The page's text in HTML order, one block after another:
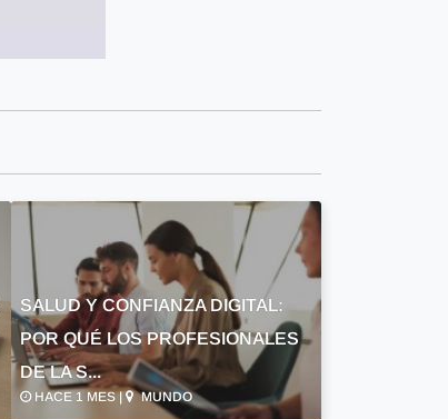
SALUD Y CONFIANZA DIGITAL:
POR QUÉ LOS PROFESIONALES
DE LA S...
HACE 1 MES | MUNDO